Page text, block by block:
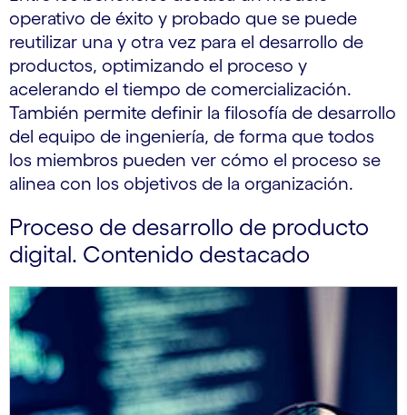
operativo de éxito y probado que se puede
reutilizar una y otra vez para el desarrollo de
productos, optimizando el proceso y
acelerando el tiempo de comercialización.
También permite definir la filosofía de desarrollo
del equipo de ingeniería, de forma que todos
los miembros pueden ver cómo el proceso se
alinea con los objetivos de la organización.
Proceso de desarrollo de producto
digital. Contenido destacado